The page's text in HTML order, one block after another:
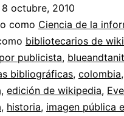
de
Wikipedia
//
J.J.
Rendón
8 octubre, 2010
como Ciencia de la
bibliotecarios de
publicista, blueandtanit
bibliográficas, colombia,
, edición de wikipedia,
, historia, imagen pública